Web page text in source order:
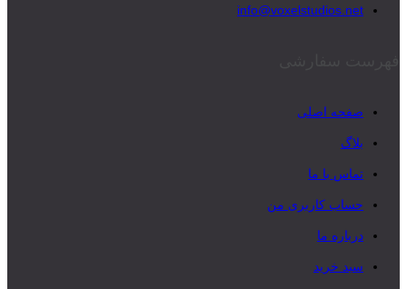
info@voxelstudios.net
صفحه اصلی
بلاگ
تماس با ما
حساب کاربری من
درباره ما
سبد خرید